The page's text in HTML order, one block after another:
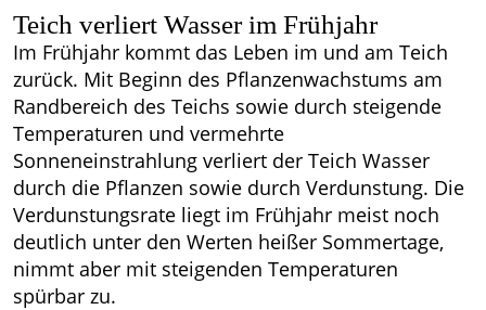
Teich verliert Wasser im Frühjahr
Im Frühjahr kommt das Leben im und am Teich
zurück. Mit Beginn des Pflanzenwachstums am
Randbereich des Teichs sowie durch steigende
Temperaturen und vermehrte
Sonneneinstrahlung verliert der Teich Wasser
durch die Pflanzen sowie durch Verdunstung. Die
Verdunstungsrate liegt im Frühjahr meist noch
deutlich unter den Werten heißer Sommertage,
nimmt aber mit steigenden Temperaturen
spürbar zu.